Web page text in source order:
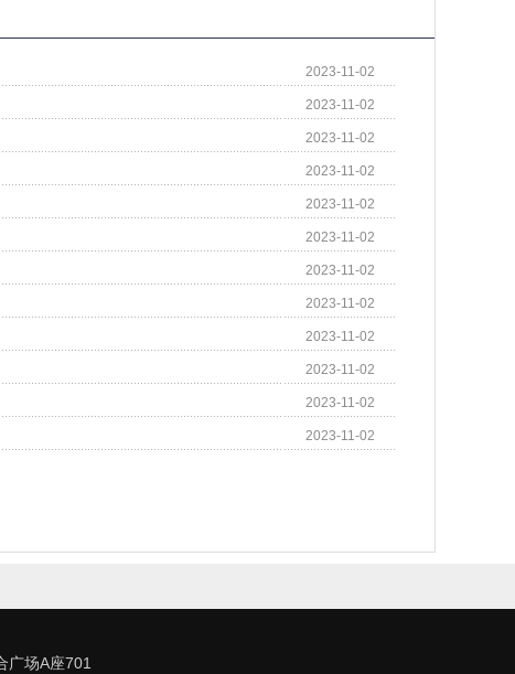
2023-11-02
2023-11-02
2023-11-02
2023-11-02
2023-11-02
2023-11-02
2023-11-02
2023-11-02
2023-11-02
2023-11-02
2023-11-02
2023-11-02
广场A座701